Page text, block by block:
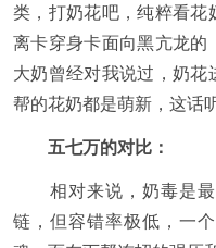
类，打奶花吧，纯粹看花
离卡穿身卡面向黑亢龙的
大奶曾经对我说过，奶花
帮的花奶都是萌新，这话
五七万的对比：
相对来说，奶毒是最
链，但容错率极低，一